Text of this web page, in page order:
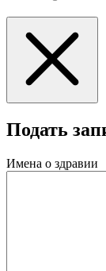
Подать
Имена о здравии